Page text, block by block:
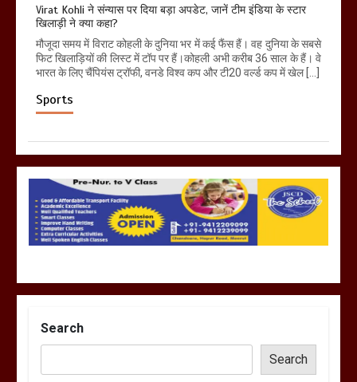
Virat Kohli ने संन्यास पर दिया बड़ा अपडेट, जानें टीम इंडिया के स्टार
खिलाड़ी ने क्या कहा?
मौजूदा समय में विराट कोहली के दुनिया भर में कई फैंस हैं। वह दुनिया के सबसे
फिट खिलाड़ियों की लिस्ट में टॉप पर हैं।कोहली अभी करीब 36 साल के हैं। वे
भारत के लिए चैंपियंस ट्रॉफी, वनडे विश्व कप और टी20 वर्ल्ड कप में खेल […]
Sports
Search
Search